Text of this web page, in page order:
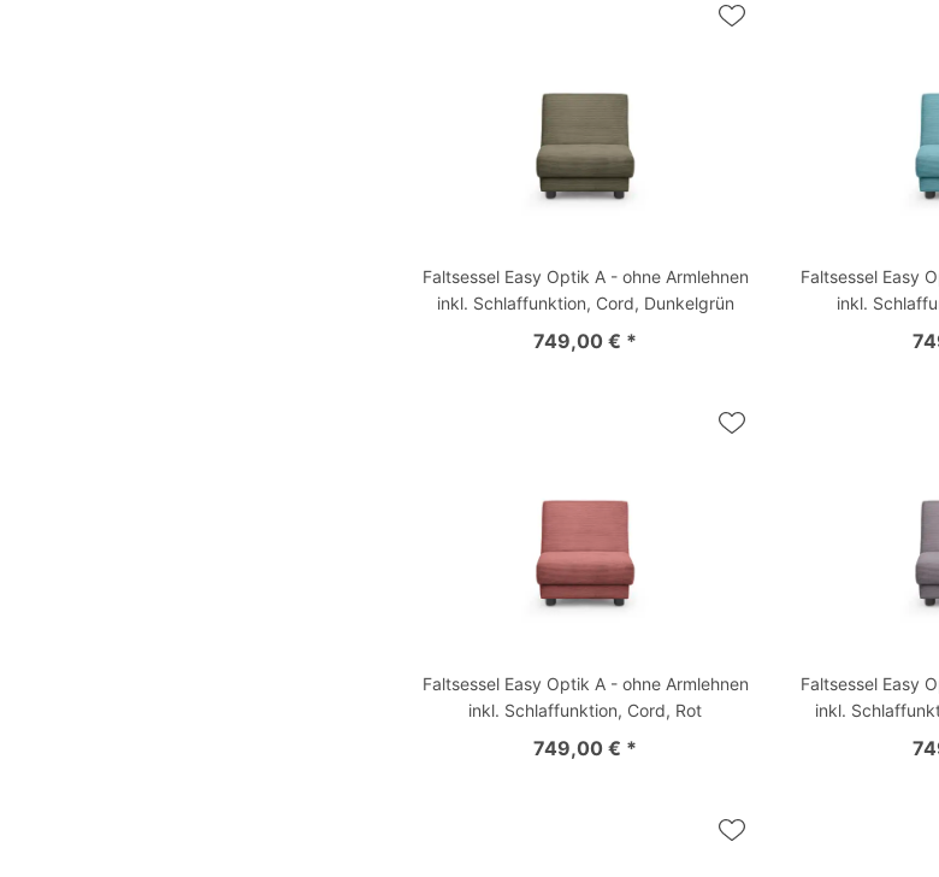
Faltsessel Easy Optik A - ohne Armlehnen
inkl. Schlaffunktion, Cord, Dunkelgrün
749,00 € *
Faltsessel Easy
inkl.
Faltsessel Easy Optik A - ohne Armlehnen
inkl. Schlaffunktion, Cord, Rot
749,00 € *
Faltsessel Easy
inkl.